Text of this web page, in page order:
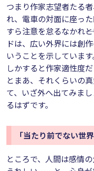
つまり作家志望者たる
れ、電車の対面に座っ
すら注意を怠るなかれ――
ドは、広い外界には創
いうことを示していま
しかすると作家適性度
とまあ、それくらいの
て、いざ外へ出てみま
るはずです。
「当たり前でない世
ところで、人間は感情